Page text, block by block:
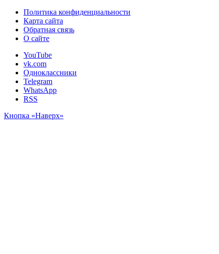
Политика конфиденциальности
Карта сайта
Обратная связь
О сайте
YouTube
vk.com
Одноклассники
Telegram
WhatsApp
RSS
Кнопка «Наверх»